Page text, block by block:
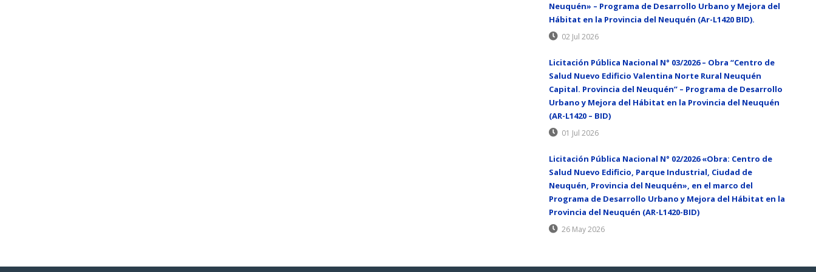
Neuquén» – Programa de Desarrollo Urbano y Mejora del
Hábitat en la Provincia del Neuquén (Ar-L1420 BID).
02 Jul 2026
Licitación Pública Nacional N° 03/2026 – Obra “Centro de
Salud Nuevo Edificio Valentina Norte Rural Neuquén
Capital. Provincia del Neuquén” – Programa de Desarrollo
Urbano y Mejora del Hábitat en la Provincia del Neuquén
(AR-L1420 – BID)
01 Jul 2026
Licitación Pública Nacional N° 02/2026 «Obra: Centro de
Salud Nuevo Edificio, Parque Industrial, Ciudad de
Neuquén, Provincia del Neuquén», en el marco del
Programa de Desarrollo Urbano y Mejora del Hábitat en la
Provincia del Neuquén (AR-L1420-BID)
26 May 2026